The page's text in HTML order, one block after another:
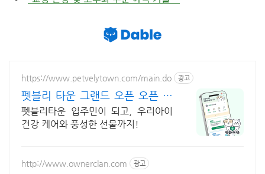
https://www.petvelytown.com/main.do 광고
펫블리 타운 그랜드 오픈 오픈 이
벤트 진행 중!
펫블리타운 입주민이 되고, 우리아이
건강 케어와 풍성한 선물까지!
http://www.ownerclan.com 광고